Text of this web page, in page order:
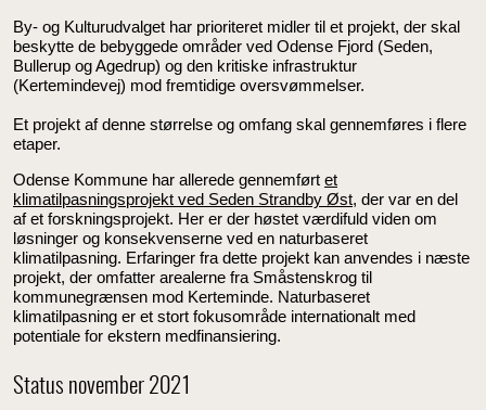
By- og Kulturudvalget har prioriteret midler til et projekt, der skal
beskytte de bebyggede områder ved Odense Fjord (Seden,
Bullerup og Agedrup) og den kritiske infrastruktur
(Kertemindevej) mod fremtidige oversvømmelser.
Et projekt af denne størrelse og omfang skal gennemføres i flere
etaper.
Odense Kommune har allerede gennemført et
klimatilpasningsprojekt ved Seden Strandby Øst, der var en del
af et forskningsprojekt. Her er der høstet værdifuld viden om
løsninger og konsekvenserne ved en naturbaseret
klimatilpasning. Erfaringer fra dette projekt kan anvendes i næste
projekt, der omfatter arealerne fra Småstenskrog til
kommunegrænsen mod Kerteminde. Naturbaseret
klimatilpasning er et stort fokusområde internationalt med
potentiale for ekstern medfinansiering.
Status november 2021